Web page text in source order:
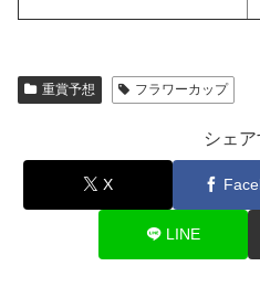
重賞予想 フラワーカップ
シェア
X
LINE